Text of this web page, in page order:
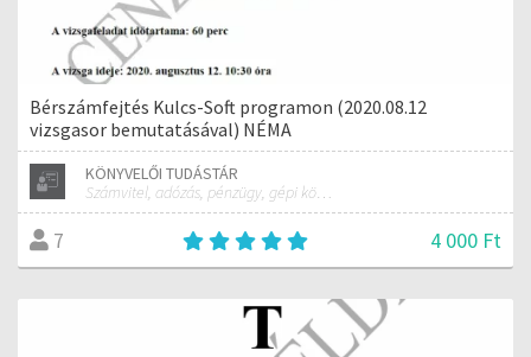
Bérszámfejtés Kulcs-Soft programon (2020.08.12
vizsgasor bemutatásával) NÉMA
KÖNYVELŐI TUDÁSTÁR
Számvitel, adózás, pénzügy, gépi könyvelés bevallás gyakorlat
7 4 000 Ft